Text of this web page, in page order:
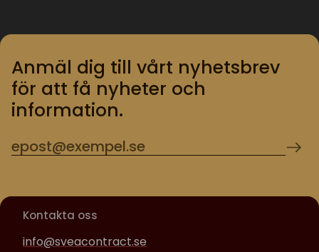
Anmäl dig till vårt nyhetsbrev
för att få nyheter och
information.
Kontakta oss
info@sveacontract.se